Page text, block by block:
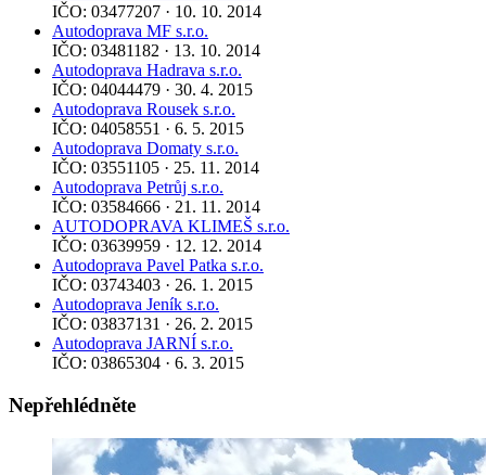
IČO: 03477207 · 10. 10. 2014
Autodoprava MF s.r.o.
IČO: 03481182 · 13. 10. 2014
Autodoprava Hadrava s.r.o.
IČO: 04044479 · 30. 4. 2015
Autodoprava Rousek s.r.o.
IČO: 04058551 · 6. 5. 2015
Autodoprava Domaty s.r.o.
IČO: 03551105 · 25. 11. 2014
Autodoprava Petrůj s.r.o.
IČO: 03584666 · 21. 11. 2014
AUTODOPRAVA KLIMEŠ s.r.o.
IČO: 03639959 · 12. 12. 2014
Autodoprava Pavel Patka s.r.o.
IČO: 03743403 · 26. 1. 2015
Autodoprava Jeník s.r.o.
IČO: 03837131 · 26. 2. 2015
Autodoprava JARNÍ s.r.o.
IČO: 03865304 · 6. 3. 2015
Nepřehlédněte